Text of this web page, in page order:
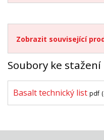
Zobrazit související
Soubory ke stažení
Basalt technický list pdf